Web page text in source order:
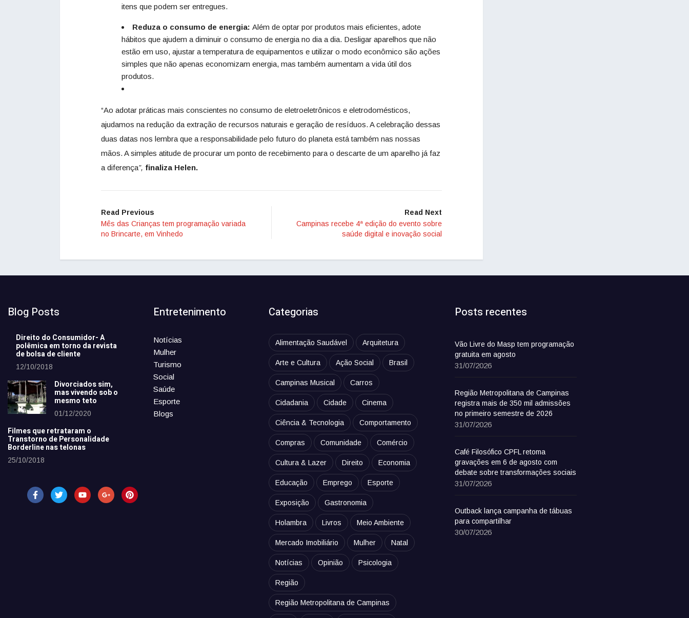
itens que podem ser entregues.
Reduza o consumo de energia: Além de optar por produtos mais eficientes, adote
hábitos que ajudem a diminuir o consumo de energia no dia a dia. Desligar aparelhos que não
estão em uso, ajustar a temperatura de equipamentos e utilizar o modo econômico são ações
simples que não apenas economizam energia, mas também aumentam a vida útil dos
produtos.
“Ao adotar práticas mais conscientes no consumo de eletroeletrônicos e eletrodomésticos,
ajudamos na redução da extração de recursos naturais e geração de resíduos. A celebração dessas
duas datas nos lembra que a responsabilidade pelo futuro do planeta está também nas nossas
mãos. A simples atitude de procurar um ponto de recebimento para o descarte de um aparelho já faz
a diferença”, finaliza Helen.
Read Previous
Mês das Crianças tem programação variada
no Brincarte, em Vinhedo
Read Next
Campinas recebe 4ª edição do evento sobre
saúde digital e inovação social
Blog Posts
Direito do Consumidor- A
polêmica em torno da revista
de bolsa de cliente
12/10/2018
Divorciados sim,
mas vivendo sob o
mesmo teto
01/12/2020
Filmes que retrataram o
Transtorno de Personalidade
Borderline nas telonas
25/10/2018
Entretenimento
Notícias
Mulher
Turismo
Social
Saúde
Esporte
Blogs
Categorias
Alimentação Saudável Arquitetura
Arte e Cultura Ação Social Brasil
Campinas Musical Carros
Cidadania Cidade Cinema
Ciência & Tecnologia Comportamento
Compras Comunidade Comércio
Cultura & Lazer Direito Economia
Educação Emprego Esporte
Exposição Gastronomia
Holambra Livros Meio Ambiente
Mercado Imobiliário Mulher Natal
Notícias Opinião Psicologia
Região
Região Metropolitana de Campinas
Posts recentes
Vão Livre do Masp tem programação
gratuita em agosto
31/07/2026
Região Metropolitana de Campinas
registra mais de 350 mil admissões
no primeiro semestre de 2026
31/07/2026
Café Filosófico CPFL retoma
gravações em 6 de agosto com
debate sobre transformações sociais
31/07/2026
Outback lança campanha de tábuas
para compartilhar
30/07/2026